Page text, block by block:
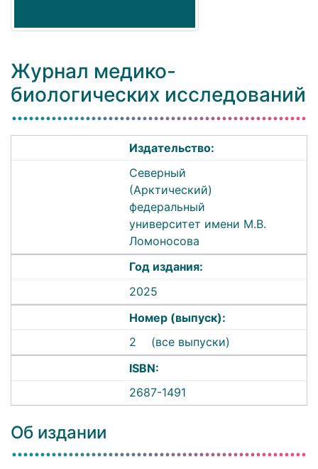
Журнал медико-
биологических исследований
Издательство:
Северный
(Арктический)
федеральный
университет имени М.В.
Ломоносова
Год издания:
2025
Номер (выпуск):
2
(все выпуски)
ISBN:
2687-1491
Об издании